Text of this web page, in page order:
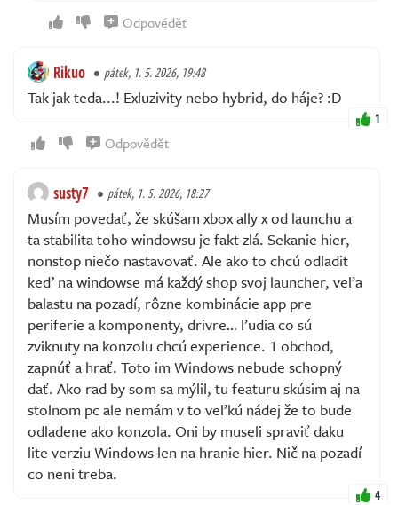
Odpovědět
Rikuo pátek, 1. 5. 2026, 19:48
Tak jak teda...! Exluzivity nebo hybrid, do háje? :D
1
Odpovědět
susty7 pátek, 1. 5. 2026, 18:27
Musím povedať, že skúšam xbox ally x od launchu a
ta stabilita toho windowsu je fakt zlá. Sekanie hier,
nonstop niečo nastavovať. Ale ako to chcú odladit
keď na windowse má každý shop svoj launcher, veľa
balastu na pozadí, rôzne kombinácie app pre
periferie a komponenty, drivre… ľudia co sú
zviknuty na konzolu chcú experience. 1 obchod,
zapnúť a hrať. Toto im Windows nebude schopný
dať. Ako rad by som sa mýlil, tu featuru skúsim aj na
stolnom pc ale nemám v to veľkú nádej že to bude
odladene ako konzola. Oni by museli spraviť daku
lite verziu Windows len na hranie hier. Nič na pozadí
co neni treba.
4